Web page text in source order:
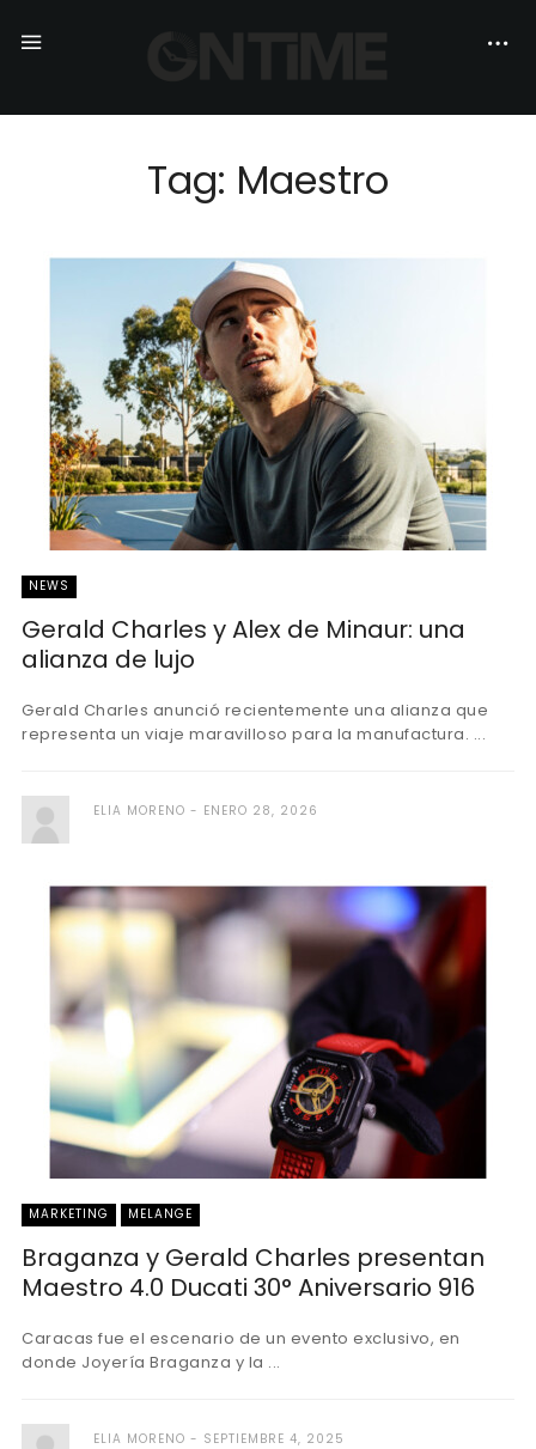
Tag: Maestro
NEWS
Gerald Charles y Alex de Minaur: una
alianza de lujo
Gerald Charles anunció recientemente una alianza que
representa un viaje maravilloso para la manufactura. ...
ELIA MORENO ENERO 28, 2026
MARKETING MELANGE
Braganza y Gerald Charles presentan
Maestro 4.0 Ducati 30° Aniversario 916
Caracas fue el escenario de un evento exclusivo, en
donde Joyería Braganza y la ...
ELIA MORENO SEPTIEMBRE 4, 2025